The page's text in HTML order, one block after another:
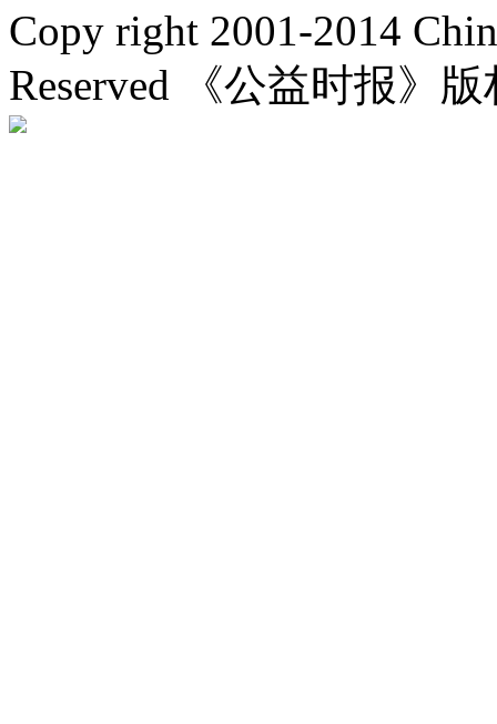
Copy right 2001-2014
Reserved 《公益时报》